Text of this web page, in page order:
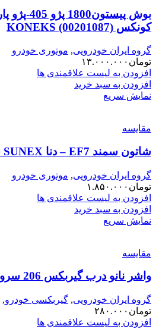
کونکس KONEKS (00201087)
گروه ایران خودرویی, موتوری خودرو
تومان ۱۳.۰۰۰.۰۰۰
افزودن به لیست علاقمندی ها
افزودن به سبد خرید
نمایش سریع
مقایسه
شاتون سمند EF7 – دنا SUNEX سانکس
گروه ایران خودرویی, موتوری خودرو
تومان ۱.۸۵۰.۰۰۰
افزودن به لیست علاقمندی ها
افزودن به سبد خرید
نمایش سریع
مقایسه
واشر نانو درب گیربکس 206 سروش صنعت (1010015)
گروه ایران خودرویی, گیربکسی خودرو,
تومان ۲۸۰.۰۰۰
افزودن به لیست علاقمندی ها